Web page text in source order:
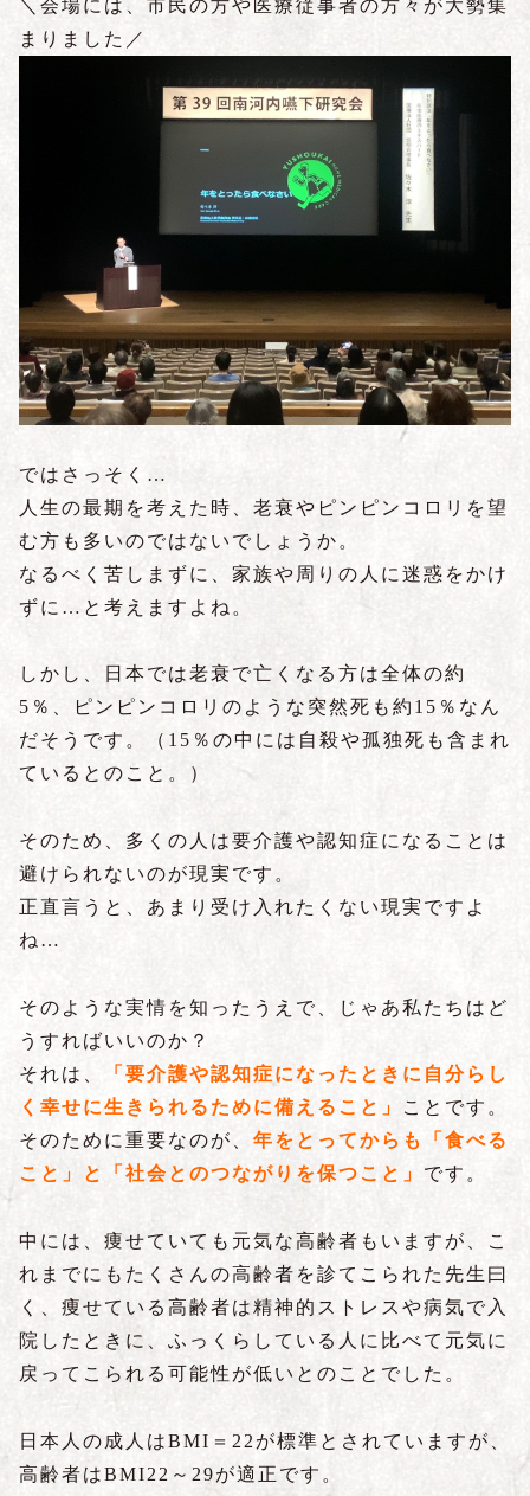
＼会場には、市民の方や医療従事者の方々が大勢集
まりました／
ではさっそく…
人生の最期を考えた時、老衰やピンピンコロリを望
む方も多いのではないでしょうか。
なるべく苦しまずに、家族や周りの人に迷惑をかけ
ずに…と考えますよね。
しかし、日本では老衰で亡くなる方は全体の約
5％、ピンピンコロリのような突然死も約15％なん
だそうです。（15％の中には自殺や孤独死も含まれ
ているとのこと。）
そのため、多くの人は要介護や認知症になることは
避けられないのが現実です。
正直言うと、あまり受け入れたくない現実ですよ
ね…
そのような実情を知ったうえで、じゃあ私たちはど
うすればいいのか？
それは、
「要介護や認知症になったときに自分らし
く幸せに生きられるために備えること」
ことです。
そのために重要なのが、 年をとってからも「食べる
こと」と「社会とのつながりを保つこと」 です。
中には、痩せていても元気な高齢者もいますが、こ
れまでにもたくさんの高齢者を診てこられた先生曰
く、痩せている高齢者は精神的ストレスや病気で入
院したときに、ふっくらしている人に比べて元気に
戻ってこられる可能性が低いとのことでした。
日本人の成人はBMI＝22が標準とされていますが、
高齢者はBMI22～29が適正です。